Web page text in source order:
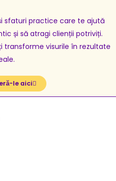
sfaturi practice care te ajută
și să atragi clienții potriviți.
transforme visurile în rezultate
le aici